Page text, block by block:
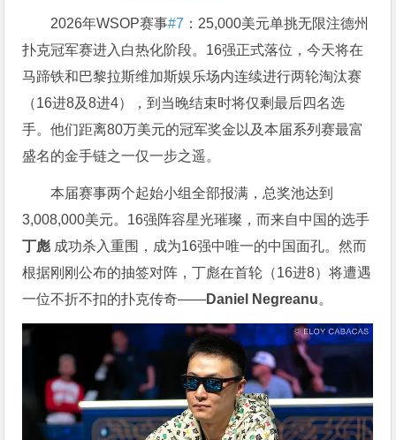
2026年WSOP赛事#7 ：25,000美元单挑无限注德州
扑克冠军赛进入白热化阶段。16强正式落位，今天将在
马蹄铁和巴黎拉斯维加斯娱乐场内连续进行两轮淘汰赛
（16进8及8进4），到当晚结束时将仅剩最后四名选
手。他们距离80万美元的冠军奖金以及本届系列赛最富
盛名的金手链之一仅一步之遥。
本届赛事两个起始小组全部报满，总奖池达到
3,008,000美元。16强阵容星光璀璨，而来自中国的选手
丁彪 成功杀入重围，成为16强中唯一的中国面孔。然而
根据刚刚公布的抽签对阵，丁彪在首轮（16进8）将遭遇
一位不折不扣的扑克传奇——Daniel Negreanu。